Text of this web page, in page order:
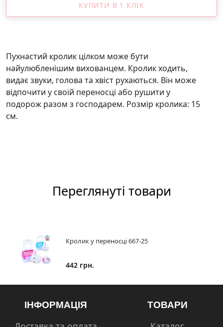
КУПИТИ В 1 КЛІК
Пухнастий кролик цілком може бути
найулюбленішим вихованцем. Кролик ходить,
видає звуки, голова та хвіст рухаються. Він може
відпочити у своїй переносці або рушити у
подорож разом з господарем. Розмір кролика: 15
см.
Переглянуті товари
Кролик у переносці 667-25
442 грн.
ІНФОРМАЦІЯ ТОВАРИ